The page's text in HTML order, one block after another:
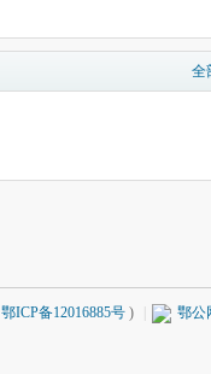
全
鄂ICP备12016885号 ) 鄂公